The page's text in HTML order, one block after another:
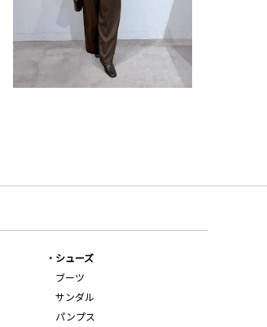
シューズ
ブーツ
サンダル
パンプス